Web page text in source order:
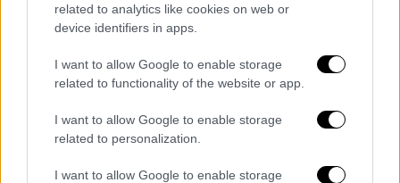
related to analytics like cookies on web or
device identifiers in apps.
I want to allow Google to enable storage
related to functionality of the website or app.
I want to allow Google to enable storage
related to personalization.
I want to allow Google to enable storage
Το 2003, ένας άλλος
70.000 ανθρώπους σε όλη την Ευρώπη και